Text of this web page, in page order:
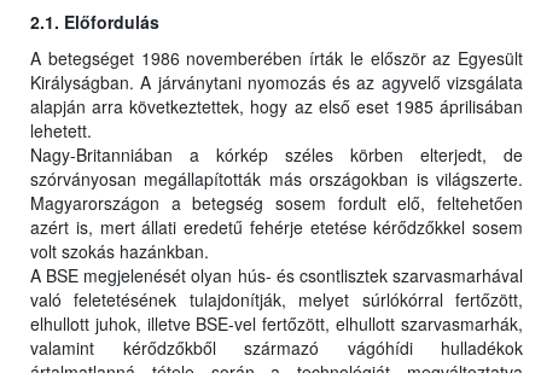
2.1. Előfordulás
A betegséget 1986 novemberében írták le először az Egyesült
Királyságban. A járványtani nyomozás és az agyvelő vizsgálata
alapján arra következtettek, hogy az első eset 1985 áprilisában
lehetett.
Nagy-Britanniában a kórkép széles körben elterjedt, de
szórványosan megállapították más országokban is világszerte.
Magyarországon a betegség sosem fordult elő, feltehetően
azért is, mert állati eredetű fehérje etetése kérődzőkkel sosem
volt szokás hazánkban.
A BSE megjelenését olyan hús- és csontlisztek szarvasmarhával
való feletetésének tulajdonítják, melyet súrlókórral fertőzött,
elhullott juhok, illetve BSE-vel fertőzött, elhullott szarvasmarhák,
valamint kérődzőkből származó vágóhídi hulladékok